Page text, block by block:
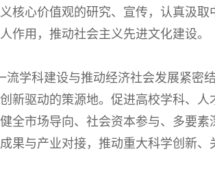
核心价值观的研究、宣传，认真汲
作用，推动社会主义先进文化建设。
学科建设与推动经济社会发展紧密
新驱动的策源地。促进高校学科、
全市场导向、社会资本参与、多要
果与产业对接，推动重大科学创新